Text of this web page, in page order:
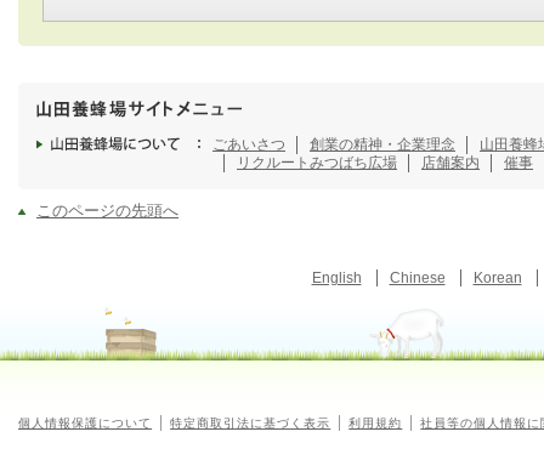
ごあいさつ 創業の精神・企業理念
山田養蜂
リクルート みつばち広場 店舗案内 催事
このページの先頭へ
English Chinese Korean
個人情報保護について 特定商取引法に基づく表示 利用規約 社員等の個人情報